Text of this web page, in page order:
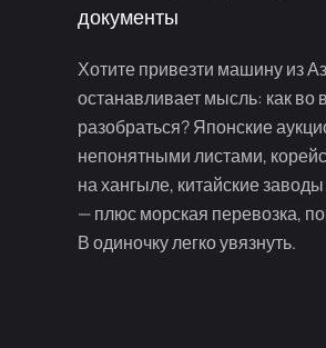
документы
Хотите привезти машину из
останавливает мысль: как во
разобраться? Японские
непонятными листами,
на хангыле, китайские
— плюс морская перевозка,
В одиночку легко увязнуть.